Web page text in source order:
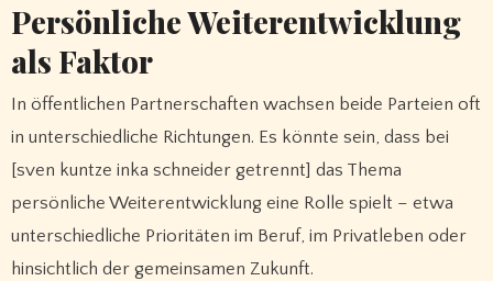
Persönliche Weiterentwicklung
als Faktor
In öffentlichen Partnerschaften wachsen beide Parteien oft
in unterschiedliche Richtungen. Es könnte sein, dass bei
[sven kuntze inka schneider getrennt] das Thema
persönliche Weiterentwicklung eine Rolle spielt – etwa
unterschiedliche Prioritäten im Beruf, im Privatleben oder
hinsichtlich der gemeinsamen Zukunft.